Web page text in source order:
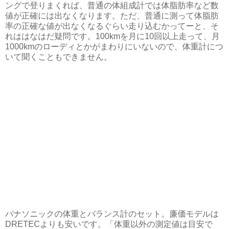
ングで登りまくれば、普通の体組成計では体脂肪率など数
値が正確には出なくなります。ただ、普通に測って体脂肪
率の正確な値が出なくなるぐらい走り込むかってーと、そ
れははなはだ疑問です。100kmを月に10回以上走って、月
1000kmのローディとかがまわりにいないので、体重計につ
いて聞くこともできません。
パナソニックの体重とバランス計のセット。廉価モデルは
DRETECよりも安いです。「体重以外の測定値は目安で